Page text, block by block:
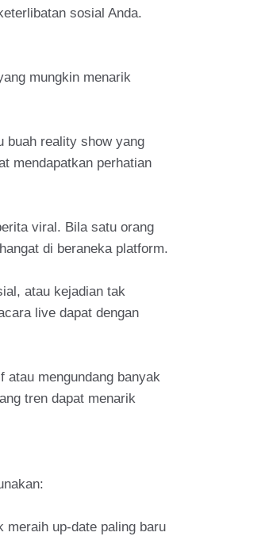
sosial Anda.
mungkin menarik
buah reality show yang
mendapatkan perhatian
viral. Bila satu orang
di beraneka platform.
atau kejadian tak
live dapat dengan
atau mengundang banyak
tren dapat menarik
meraih up-date paling baru